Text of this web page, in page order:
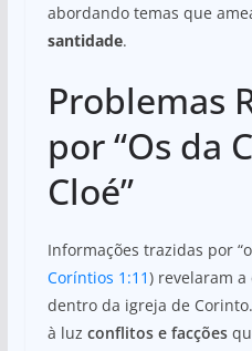
abordando temas que
santidade.
Problemas
por “Os da
Cloé”
Informações trazidas por
Coríntios 1:11) revelaram a
dentro da igreja de
à luz conflitos e facções